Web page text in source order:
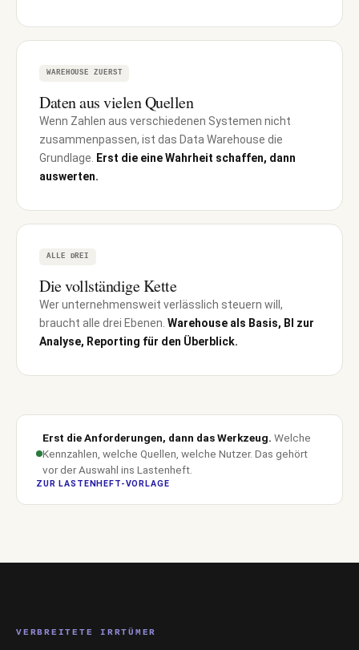
WAREHOUSE ZUERST
Daten aus vielen Quellen
Wenn Zahlen aus verschiedenen Systemen nicht
zusammenpassen, ist das Data Warehouse die
Grundlage.
Erst die eine Wahrheit schaffen, dann
auswerten.
ALLE DREI
Die vollständige Kette
Wer unternehmensweit verlässlich steuern will,
braucht alle drei Ebenen. Warehouse als Basis, BI zur
Analyse, Reporting für den Überblick.
Erst die Anforderungen, dann das Werkzeug. Welche
Kennzahlen, welche Quellen, welche Nutzer. Das gehört
vor der Auswahl ins Lastenheft.
ZUR LASTENHEFT-VORLAGE
VERBREITETE IRRTÜMER